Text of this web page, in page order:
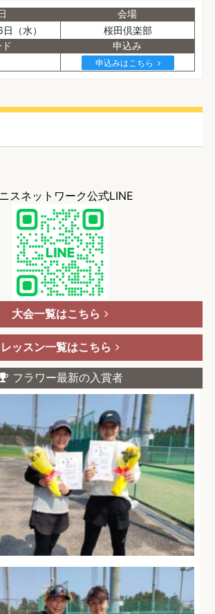
（水）
会場
桜田倶楽部
申込み
申込みはこちら
スネットワーク公式LINE
大会一覧はこちら
レッスン一覧はこちら
フラワー最新の入賞者